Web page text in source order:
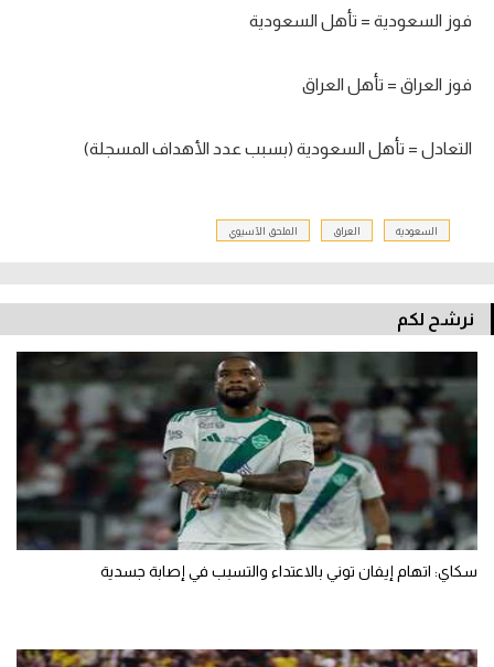
فوز السعودية = تأهل السعودية
فوز العراق = تأهل العراق
التعادل = تأهل السعودية (بسبب عدد الأهداف المسجلة)
السعودية العراق الملحق الآسيوي
نرشح لكم
سكاي: اتهام إيفان توني بالاعتداء والتسبب في إصابة جسدية